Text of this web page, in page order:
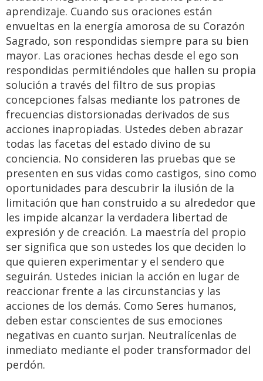
aprendizaje. Cuando sus oraciones están
envueltas en la energía amorosa de su Corazón
Sagrado, son respondidas siempre para su bien
mayor. Las oraciones hechas desde el ego son
respondidas permitiéndoles que hallen su propia
solución a través del filtro de sus propias
concepciones falsas mediante los patrones de
frecuencias distorsionadas derivados de sus
acciones inapropiadas. Ustedes deben abrazar
todas las facetas del estado divino de su
conciencia. No consideren las pruebas que se
presenten en sus vidas como castigos, sino como
oportunidades para descubrir la ilusión de la
limitación que han construido a su alrededor que
les impide alcanzar la verdadera libertad de
expresión y de creación. La maestría del propio
ser significa que son ustedes los que deciden lo
que quieren experimentar y el sendero que
seguirán. Ustedes inician la acción en lugar de
reaccionar frente a las circunstancias y las
acciones de los demás. Como Seres humanos,
deben estar conscientes de sus emociones
negativas en cuanto surjan. Neutralícenlas de
inmediato mediante el poder transformador del
perdón.